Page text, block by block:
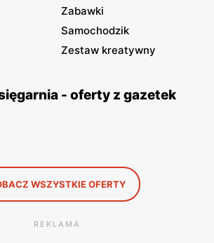
Zabawki
Samochodzik
Zestaw kreatywny
- oferty z gazetek
WSZYSTKIE OFERTY
REKLAMA